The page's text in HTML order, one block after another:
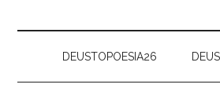
DEUSTOPOESIA26